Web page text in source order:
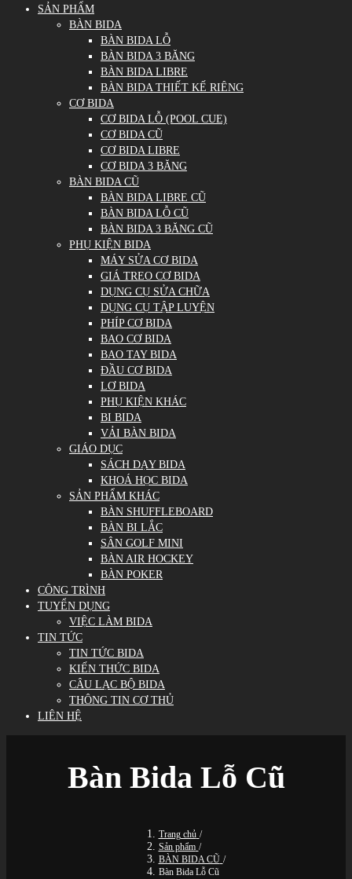
SẢN PHẨM
BÀN BIDA
BÀN BIDA LỖ
BÀN BIDA 3 BĂNG
BÀN BIDA LIBRE
BÀN BIDA THIẾT KẾ RIÊNG
CƠ BIDA
CƠ BIDA LỖ (POOL CUE)
CƠ BIDA CŨ
CƠ BIDA LIBRE
CƠ BIDA 3 BĂNG
BÀN BIDA CŨ
BÀN BIDA LIBRE CŨ
BÀN BIDA LỖ CŨ
BÀN BIDA 3 BĂNG CŨ
PHỤ KIỆN BIDA
MÁY SỬA CƠ BIDA
GIÁ TREO CƠ BIDA
DỤNG CỤ SỬA CHỮA
DỤNG CỤ TẬP LUYỆN
PHÍP CƠ BIDA
BAO CƠ BIDA
BAO TAY BIDA
ĐẦU CƠ BIDA
LƠ BIDA
PHỤ KIỆN KHÁC
BI BIDA
VẢI BÀN BIDA
GIÁO DỤC
SÁCH DẠY BIDA
KHOÁ HỌC BIDA
SẢN PHẨM KHÁC
BÀN SHUFFLEBOARD
BÀN BI LẮC
SÂN GOLF MINI
BÀN AIR HOCKEY
BÀN POKER
CÔNG TRÌNH
TUYỂN DỤNG
VIỆC LÀM BIDA
TIN TỨC
TIN TỨC BIDA
KIẾN THỨC BIDA
CÂU LẠC BỘ BIDA
THÔNG TIN CƠ THỦ
LIÊN HỆ
Bàn Bida Lỗ Cũ
Trang chủ /
Sản phẩm /
BÀN BIDA CŨ /
Bàn Bida Lỗ Cũ